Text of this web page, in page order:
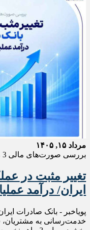
مرداد ۱۵, ۱۴۰۵
بررسی صورت‌های مالی 3 ماهه نخست 1405 نشان داد
تغییر مثبت در
ایران/ درآمد عملیاتی ۸۰ درصد
پویاخبر - ​بانک صادرات
خدمت‌رسانی به مشتریان،